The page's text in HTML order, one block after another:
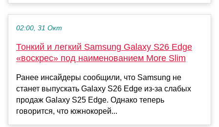
02:00, 31 Окт
Тонкий и легкий Samsung Galaxy S26 Edge
«воскрес» под наименованием More Slim
Ранее инсайдеры сообщили, что Samsung не
станет выпускать Galaxy S26 Edge из-за слабых
продаж Galaxy S25 Edge. Однако теперь
говорится, что южнокорей...